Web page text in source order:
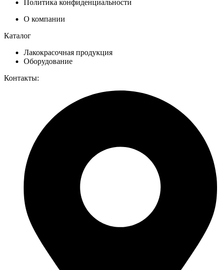
Политика конфиденциальности
О компании
Каталог
Лакокрасочная продукция
Оборудование
Контакты: